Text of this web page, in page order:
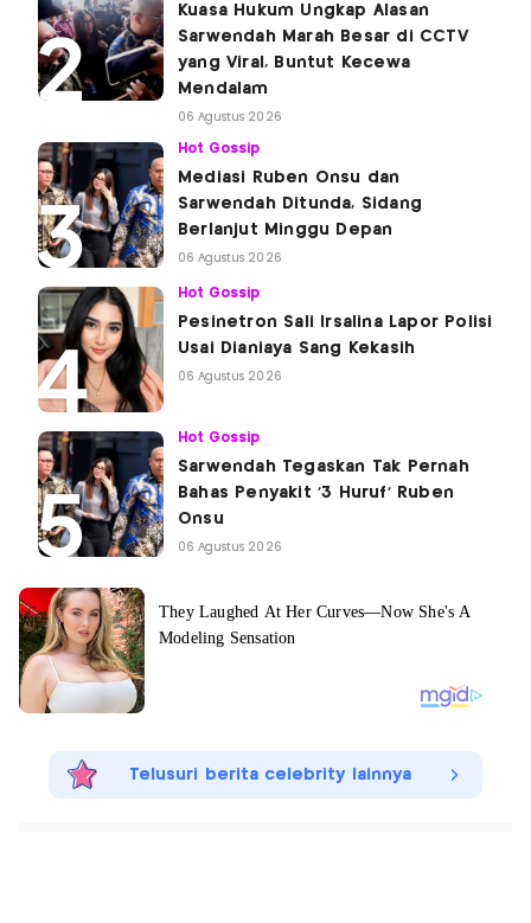
Kuasa Hukum Ungkap Alasan
Sarwendah Marah Besar di CCTV
yang Viral, Buntut Kecewa
Mendalam
06 Agustus 2026
Hot Gossip
Mediasi Ruben Onsu dan
Sarwendah Ditunda, Sidang
Berlanjut Minggu Depan
06 Agustus 2026
Hot Gossip
Pesinetron Sali Irsalina Lapor Polisi
Usai Dianiaya Sang Kekasih
06 Agustus 2026
Hot Gossip
Sarwendah Tegaskan Tak Pernah
Bahas Penyakit '3 Huruf' Ruben
Onsu
06 Agustus 2026
Telusuri berita celebrity lainnya